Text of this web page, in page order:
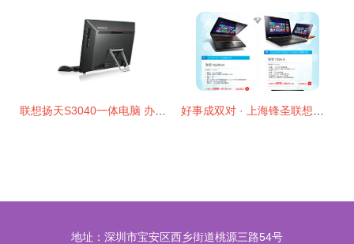
联想扬天S3040一体电脑 办公与家用的经典之选 好事成双对 · 上海锋圣联想电脑特惠风潮来袭
地址：深圳市宝安区西乡街道桃源三路54号